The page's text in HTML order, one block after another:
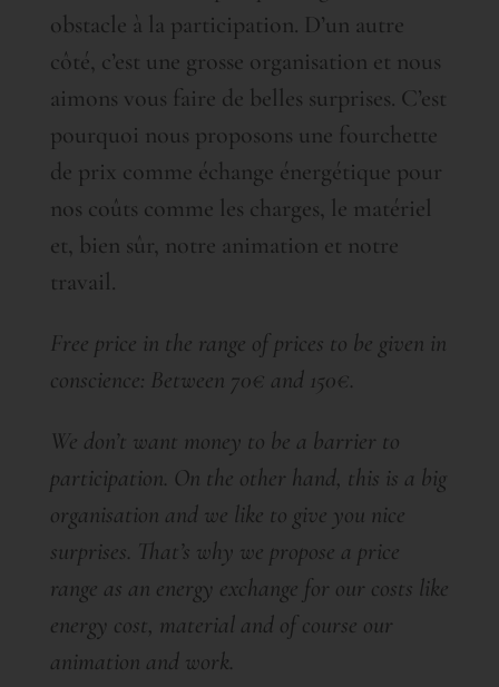
obstacle à la participation. D’un autre
côté, c’est une grosse organisation et nous
aimons vous faire de belles surprises. C’est
pourquoi nous proposons une fourchette
de prix comme échange énergétique pour
nos coûts comme les charges, le matériel
et, bien sûr, notre animation et notre
travail.
Free price in the range of prices to be given in
conscience: Between 70€ and 150€.
We don’t want money to be a barrier to
participation. On the other hand, this is a big
organisation and we like to give you nice
surprises. That’s why we propose a price
range as an energy exchange for our costs like
energy cost, material and of course our
animation and work.